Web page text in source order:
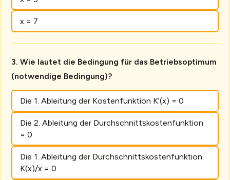
x = 7
Wie lautet die Bedingung für das Betriebsoptimum
(notwendige Bedingung)?
Die 1. Ableitung der Kostenfunktion K'(x) = 0
Die 2. Ableitung der Durchschnittskostenfunktion
= 0
Die 1. Ableitung der Durchschnittskostenfunktion
K(x)/x = 0